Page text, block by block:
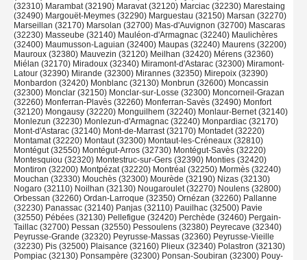
(32310) Marambat (32190) Maravat (32120) Marciac (32230) Marestaing
(32490) Margouët-Meymes (32290) Marguestau (32150) Marsan (32270)
Marseillan (32170) Marsolan (32700) Mas-d'Auvignon (32700) Mascaras
(32230) Masseube (32140) Mauléon-d'Armagnac (32240) Maulichères
(32400) Maumusson-Laguian (32400) Maupas (32240) Maurens (32200)
Mauroux (32380) Mauvezin (32120) Meilhan (32420) Mérens (32360)
Miélan (32170) Miradoux (32340) Miramont-d'Astarac (32300) Miramont-
Latour (32390) Mirande (32300) Mirannes (32350) Mirepoix (32390)
Monbardon (32420) Monblanc (32130) Monbrun (32600) Moncassin
(32300) Monclar (32150) Monclar-sur-Losse (32300) Moncorneil-Grazan
(32260) Monferran-Plavès (32260) Monferran-Savès (32490) Monfort
(32120) Mongausy (32220) Monguilhem (32240) Monlaur-Bernet (32140)
Monlezun (32230) Monlezun-d'Armagnac (32240) Monpardiac (32170)
Mont-d'Astarac (32140) Mont-de-Marrast (32170) Montadet (32220)
Montamat (32220) Montaut (32300) Montaut-les-Créneaux (32810)
Montégut (32550) Montégut-Arros (32730) Montégut-Savès (32220)
Montesquiou (32320) Montestruc-sur-Gers (32390) Monties (32420)
Montiron (32200) Montpézat (32220) Montréal (32250) Mormès (32240)
Mouchan (32330) Mouchès (32300) Mourède (32190) Nizas (32130)
Nogaro (32110) Noilhan (32130) Nougaroulet (32270) Noulens (32800)
Orbessan (32260) Ordan-Larroque (32350) Ornézan (32260) Pallanne
(32230) Panassac (32140) Panjas (32110) Pauilhac (32500) Pavie
(32550) Pébées (32130) Pellefigue (32420) Perchède (32460) Pergain-
Taillac (32700) Pessan (32550) Pessoulens (32380) Peyrecave (32340)
Peyrusse-Grande (32320) Peyrusse-Massas (32360) Peyrusse-Vieille
(32230) Pis (32500) Plaisance (32160) Plieux (32340) Polastron (32130)
Pompiac (32130) Ponsampère (32300) Ponsan-Soubiran (32300) Pouy-